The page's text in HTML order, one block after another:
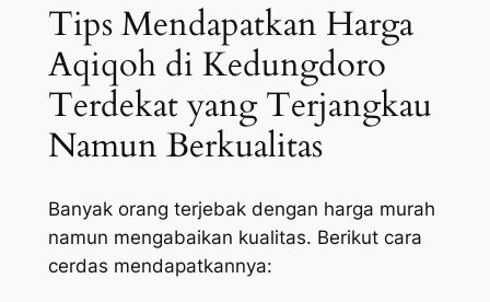
Tips Mendapatkan Harga
Aqiqoh di Kedungdoro
Terdekat yang Terjangkau
Namun Berkualitas
Banyak orang terjebak dengan harga murah
namun mengabaikan kualitas. Berikut cara
cerdas mendapatkannya: